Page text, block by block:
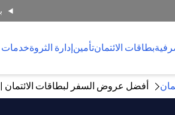
بطاقات الائتمانتأمينإدارة الثروةخدمات
أفضل عروض السفر لبطاقات الائتمان |